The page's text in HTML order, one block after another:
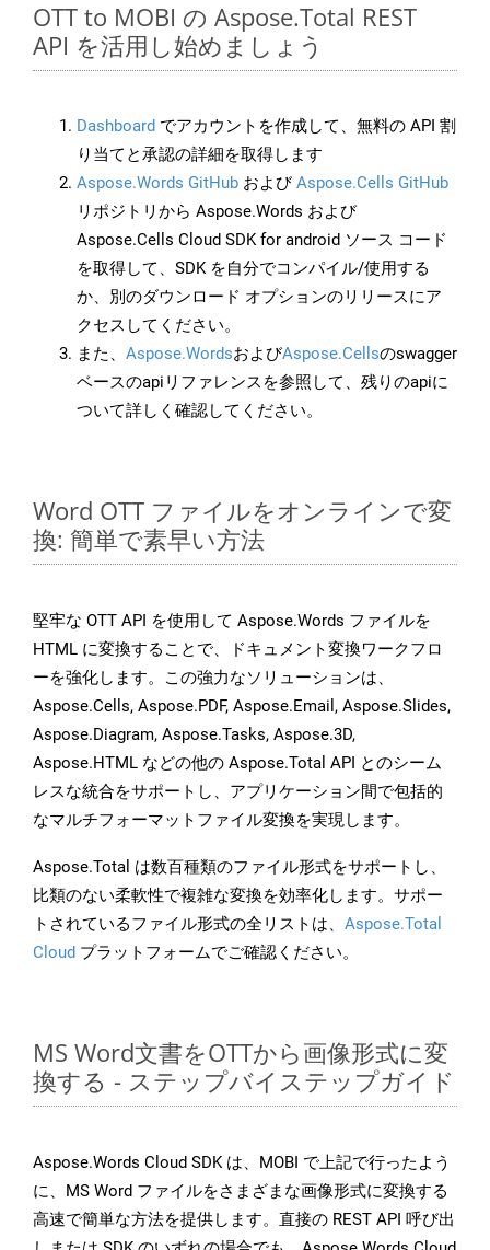
OTT to MOBI の Aspose.Total REST
API を活用し始めましょう
Dashboard でアカウントを作成して、無料の API 割
り当てと承認の詳細を取得します
Aspose.Words GitHub およびAspose.Cells GitHub
リポジトリから Aspose.Words および
Aspose.Cells Cloud SDK for android ソース コード
を取得して、SDK を自分でコンパイル/使用する
か、別のダウンロード オプションのリリースにア
クセスしてください。
また、 Aspose.WordsおよびAspose.Cellsのswagger
ベースのapiリファレンスを参照して、残りのapiに
ついて詳しく確認してください。
Word OTT ファイルをオンラインで変
換: 簡単で素早い方法
堅牢な OTT API を使用して Aspose.Words ファイルを
HTML に変換することで、ドキュメント変換ワークフロ
ーを強化します。この強力なソリューションは、
Aspose.Cells, Aspose.PDF, Aspose.Email, Aspose.Slides,
Aspose.Diagram, Aspose.Tasks, Aspose.3D,
Aspose.HTML などの他の Aspose.Total API とのシーム
レスな統合をサポートし、アプリケーション間で包括的
なマルチフォーマットファイル変換を実現します。
Aspose.Total は数百種類のファイル形式をサポートし、
比類のない柔軟性で複雑な変換を効率化します。サポー
トされているファイル形式の全リストは、 Aspose.Total
Cloud プラットフォームでご確認ください。
MS Word文書をOTTから画像形式に変
換する - ステップバイステップガイド
Aspose.Words Cloud SDK は、MOBI で上記で行ったよう
に、MS Word ファイルをさまざまな画像形式に変換する
高速で簡単な方法を提供します。直接の REST API 呼び出